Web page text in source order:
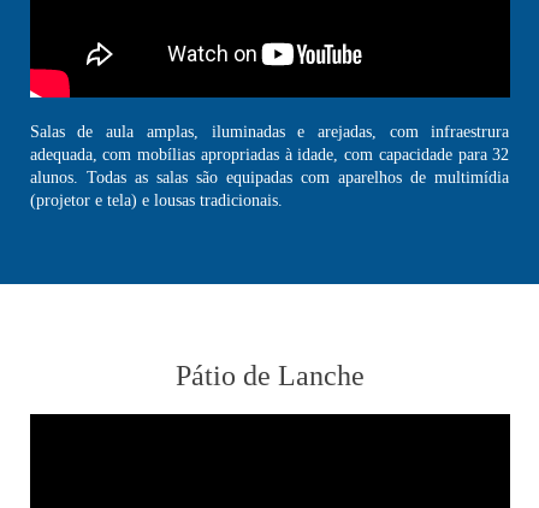
Salas de aula amplas, iluminadas e arejadas, com infraestrura
adequada, com mobílias apropriadas à idade, com capacidade para 32
alunos. Todas as salas são equipadas com aparelhos de multimídia
(projetor e tela) e lousas tradicionais.
Pátio de Lanche